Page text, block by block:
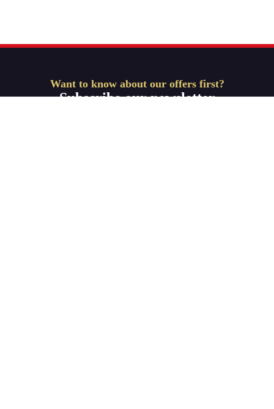
Want to know about our offers first?
Subscribe our newsletter